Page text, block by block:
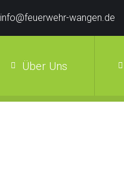
info@feuerwehr-wangen.de
Über Uns